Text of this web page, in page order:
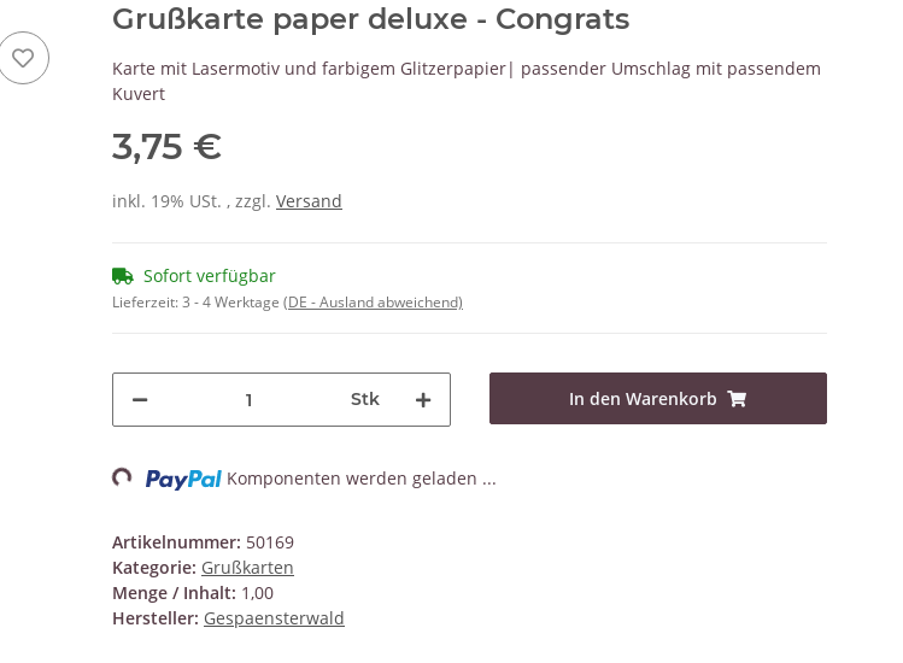
Grußkarte paper deluxe - Congrats
Karte mit Lasermotiv und farbigem Glitzerpapier| passender Umschlag mit passendem
Kuvert
3,75 €
inkl. 19% USt. , zzgl. Versand
Sofort verfügbar
Lieferzeit:3 - 4 Werktage (DE - Ausland abweichend)
Stk In den Warenkorb
Loading... Komponenten werden geladen ...
Artikelnummer: 50169
Kategorie: Grußkarten
Menge / Inhalt: 1,00
Hersteller: Gespaensterwald